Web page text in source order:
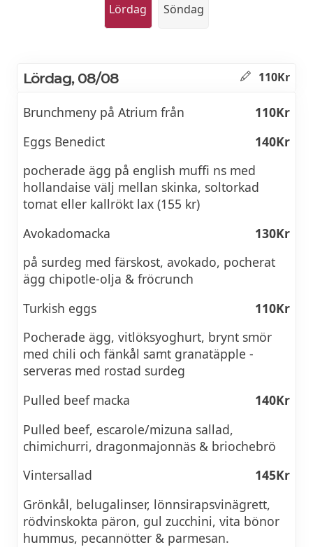
Lördag Söndag
Lördag, 08/08 110Kr
Brunchmeny på Atrium från
110Kr
Eggs Benedict
140Kr
pocherade ägg på english muffi ns med
hollandaise välj mellan skinka, soltorkad
tomat eller kallrökt lax (155 kr)
Avokadomacka
130Kr
på surdeg med färskost, avokado, pocherat
ägg chipotle-olja & fröcrunch
Turkish eggs
110Kr
Pocherade ägg, vitlöksyoghurt, brynt smör
med chili och fänkål samt granatäpple -
serveras med rostad surdeg
Pulled beef macka
140Kr
Pulled beef, escarole/mizuna sallad,
chimichurri, dragonmajonnäs & briochebrö
Vintersallad
145Kr
Grönkål, belugalinser, lönnsirapsvinägrett,
rödvinskokta päron, gul zucchini, vita bönor
hummus, pecannötter & parmesan.